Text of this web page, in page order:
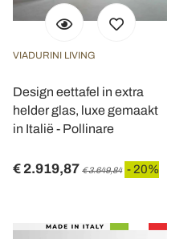
VIADURINI LIVING
Design eettafel in extra
helder glas, luxe gemaakt
in Italië - Pollinare
€ 2.919,87 € 3.649,84 - 20%